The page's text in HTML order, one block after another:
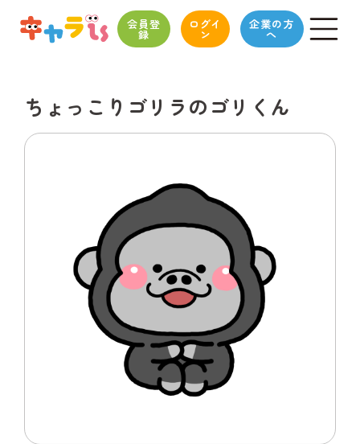
会員登
録
ログイ
ン
企業の方
へ
ちょっこりゴリラのゴリくん